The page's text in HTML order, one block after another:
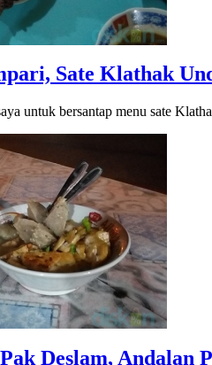
Sate Klathak
untuk bersantap menu sate
Deslam, Andalan